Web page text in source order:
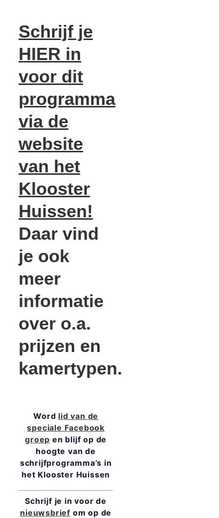
Schrijf je
HIER in
voor dit
programma
via de
website
van het
Klooster
Huissen!
Daar vind
je ook
meer
informatie
over o.a.
prijzen en
kamertypen.
Word lid van de
speciale Facebook
groep en blijf op de
hoogte van de
schrijfprogramma’s in
het Klooster Huissen
Schrijf je in voor de
nieuwsbrief om op de